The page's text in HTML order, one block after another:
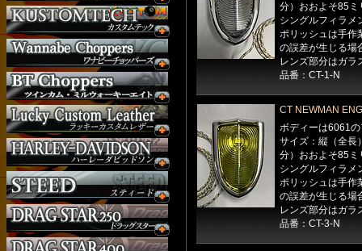
分）おおよそ85ミ
シングルフィラメ
ポリッシュは手作
の誤差が生じる場
レンズ部分はガラ
品番：CT-1-N
CT NEWMAN
ボディーは6061
サイズ：縦（全長
分）おおよそ85ミ
シングルフィラメ
ポリッシュは手作
の誤差が生じる場
レンズ部分はガラ
品番：CT-3-N